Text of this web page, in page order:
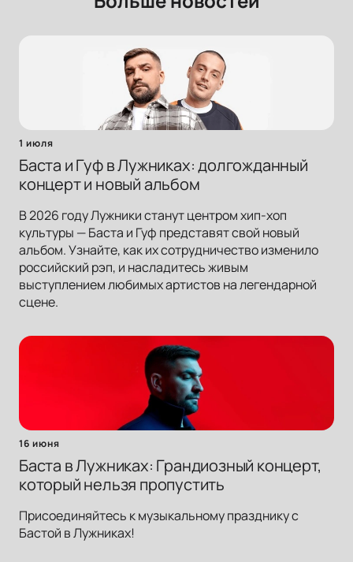
1 июля
Баста и Гуф в Лужниках: долгожданный
концерт и новый альбом
В 2026 году Лужники станут центром хип-хоп
культуры — Баста и Гуф представят свой новый
альбом. Узнайте, как их сотрудничество изменило
российский рэп, и насладитесь живым
выступлением любимых артистов на легендарной
сцене.
16 июня
Баста в Лужниках: Грандиозный концерт,
который нельзя пропустить
Присоединяйтесь к музыкальному празднику с
Бастой в Лужниках!